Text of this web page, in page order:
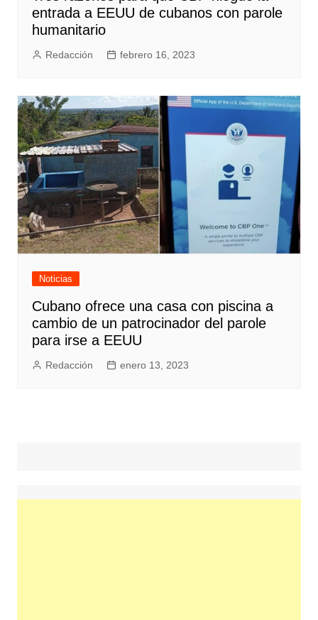
entrada a EEUU de cubanos con parole
humanitario
Redacción febrero 16, 2023
Noticias
Cubano ofrece una casa con piscina a
cambio de un patrocinador del parole
para irse a EEUU
Redacción enero 13, 2023